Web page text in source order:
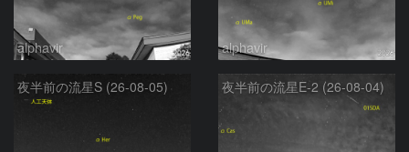
alphavir alphavir
夜半前の流星S (26-08-05) 夜半前の流星E-2 (26-08-04)